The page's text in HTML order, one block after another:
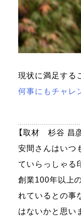
現状に満足する
何事にもチャレ
【取材 杉谷 昌
安間さんはいつ
ていらっしゃる
創業100年以上
れているとの事
はないかと思い